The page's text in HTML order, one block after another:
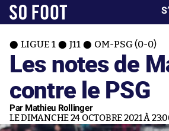
LIGUE 1 J11 OM-PSG (0-0)
Les notes de
contre le PSG
Par Mathieu Rollinger
LE DIMANCHE 24 OCTOBRE 2021 À